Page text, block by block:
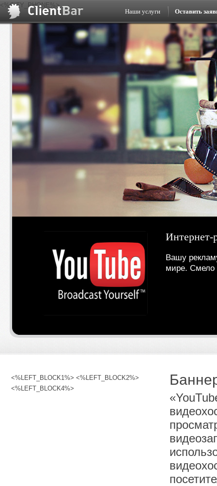
Наши услуги Оставить
<%CITY_PHONE%>
Интернет-
Вашу
мире. Смело
<%LEFT_BLOCK1%> <%LEFT_BLOCK2%>
<%LEFT_BLOCK4%>